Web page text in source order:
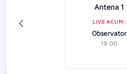
Antena 1
LIVE ACUM:
Observator
19:00